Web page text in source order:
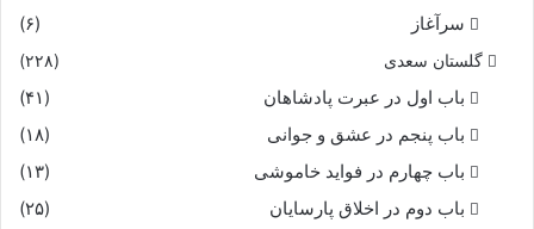
سرآغاز
(۶)
گلستان سعدی (۲۲۸)
باب اول در عبرت پادشاهان
(۴۱)
باب پنجم در عشق و جوانى
(۱۸)
باب چهارم در فواید خاموشى
(۱۳)
باب دوم در اخلاق پارسایان
(۲۵)